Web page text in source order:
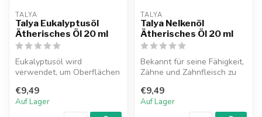
TALYA
Talya Eukalyptusöl
Ätherisches Öl 20 ml
Eukalyptusöl wird
verwendet, um Oberflächen
kann da...
€9,49
Auf Lager
TALYA
Talya Nelkenöl
Ätherisches Öl 20 ml
Bekannt für seine Fähigkeit,
Zähne und Zahnfleisch zu
€9,49
Auf Lager